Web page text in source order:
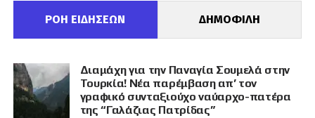
ΡΟΗ ΕΙΔΗΣΕΩΝ ΔΗΜΟΦΙΛΗ
Διαμάχη για την Παναγία Σουμελά στην
Τουρκία! Νέα παρέμβαση απ’ τον
γραφικό συνταξιούχο ναύαρχο-πατέρα
της “Γαλάζιας Πατρίδας”